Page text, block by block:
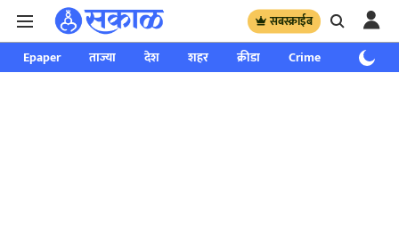
सबस्क्राईब
Epaper ताज्या देश शहर क्रीडा Crime साप्ताहिक